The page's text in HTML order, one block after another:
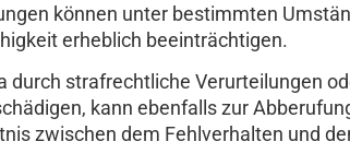
können unter bestimmten
erheblich beeinträchtigen.
strafrechtliche Verurteilungen
kann ebenfalls zur
zwischen dem Fehlverhalten und